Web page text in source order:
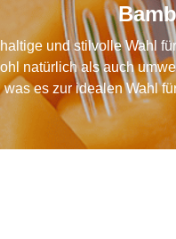
und stilvolle Wahl
natürlich als auch
es zur idealen Wahl